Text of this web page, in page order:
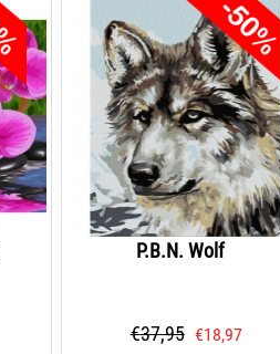
P.B.N. Wolf
€37,95 €18,97